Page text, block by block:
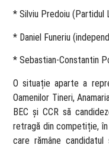
* Silviu Predoiu (Partidul
* Daniel Funeriu
* Sebastian-Constantin
O situație aparte a
Oamenilor Tineri,
BEC și CCR să
retragă din competiție, în
care rămâne